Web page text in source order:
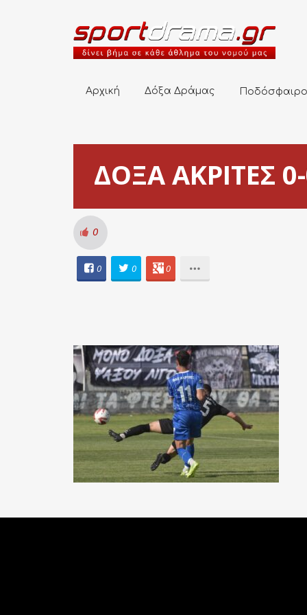
Αρχική Δόξα Δράμας Ποδόσφαιρο
ΔΟΞΑ ΑΚΡΙΤΕΣ
0
0 0 0